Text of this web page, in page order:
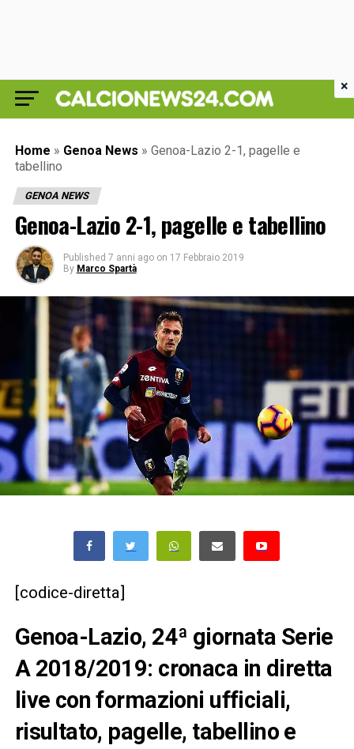
Home » Genoa News » Genoa-Lazio 2-1, pagelle e
tabellino
GENOA NEWS
Genoa-Lazio 2-1, pagelle e tabellino
Published 7 anni ago on 17 Febbraio 2019
By Marco Spartà
[codice-diretta]
Genoa-Lazio, 24ª giornata Serie
A 2018/2019: cronaca in diretta
live con formazioni ufficiali,
risultato, pagelle, tabellino e
×